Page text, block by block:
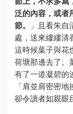
泛的內容，或者
節。
」且看朱
處，送來縷縷清
這時候葉子與花
荷塘那邊去了。
有了一道凝碧的
「肩並肩密密
卻令讀者如親眼